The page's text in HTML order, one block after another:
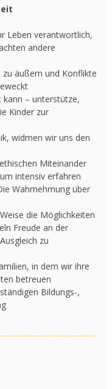
Leben verantwortlich,
andere
äußern und Konflikte
kann – unterstütze,
Kinder zur
widmen wir uns den
Miteinander
intensiv erfahren
Wahrnehmung über
die Möglichkeiten
Freude an der
zu
in dem wir ihre
betreuen
Bildungs-,